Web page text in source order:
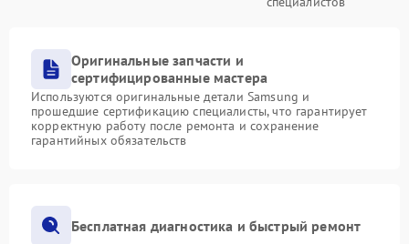
Оригинальные запчасти и
сертифицированные мастера
Используются оригинальные детали Samsung и
прошедшие сертификацию специалисты, что гарантирует
корректную работу после ремонта и сохранение
гарантийных обязательств
Бесплатная диагностика и быстрый ремонт